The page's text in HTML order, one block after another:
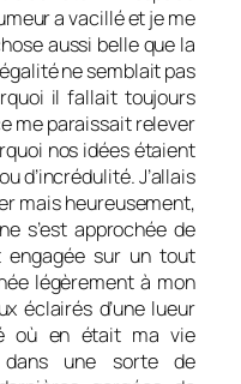
a vacillé et je me
aussi belle que la
ne semblait pas
il fallait toujours
me paraissait relever
nos idées étaient
d’incrédulité. J’allais
mais heureusement,
s’est approchée de
engagée sur un tout
légèrement à mon
éclairés d’une lueur
où en était ma vie
dans une sorte de